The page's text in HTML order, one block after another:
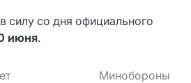
силу со дня официального
июня.
Минобороны